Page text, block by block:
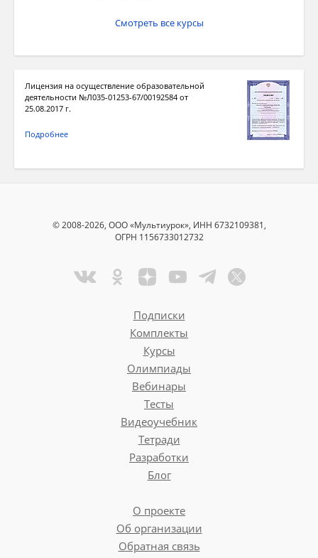
Смотреть все курсы
Лицензия на осуществление образовательной
деятельности №Л035-01253-67/00192584 от
25.08.2017 г.
Подробнее
© 2008-2026, ООО «Мультиурок», ИНН 6732109381,
ОГРН 1156733012732
Подписки
Комплекты
Курсы
Олимпиады
Вебинары
Тесты
Видеоучебник
Тетради
Разработки
Блог
О проекте
Об организации
Обратная связь